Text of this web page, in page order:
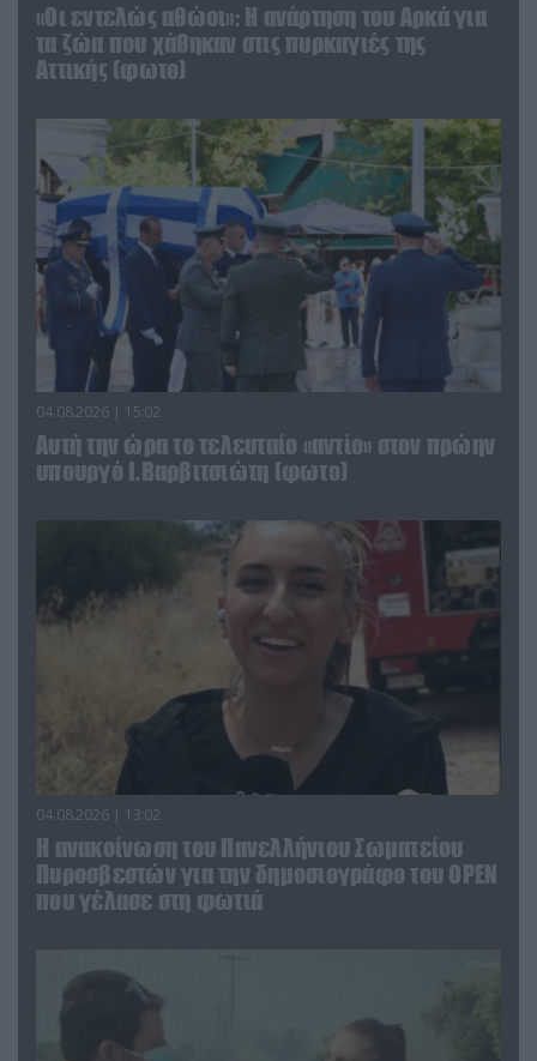
«Οι εντελώς αθώοι»: Η ανάρτηση του Αρκά για
τα ζώα που χάθηκαν στις πυρκαγιές της
Αττικής (φωτο)
04.08.2026 | 15:02
Αυτή την ώρα το τελευταίο «αντίο» στον πρώην
υπουργό Ι.Βαρβιτσιώτη (φωτο)
04.08.2026 | 13:02
Η ανακοίνωση του Πανελλήνιου Σωματείου
Πυροσβεστών για την δημοσιογράφο του OPEN
που γέλασε στη φωτιά